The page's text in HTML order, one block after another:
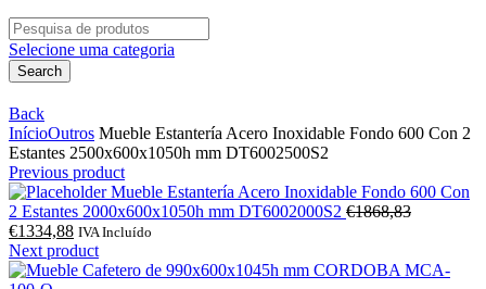
Search
for:
Selecione uma categoria
Search
Back
InícioOutros Mueble Estantería Acero Inoxidable Fondo 600 Con 2
Estantes 2500x600x1050h mm DT6002500S2
Previous product
Mueble Estantería Acero Inoxidable Fondo 600 Con
2 Estantes 2000x600x1050h mm DT6002000S2 €1868,83O
era:
€1334,88O
preço
atual
IVA Incluído
Next product